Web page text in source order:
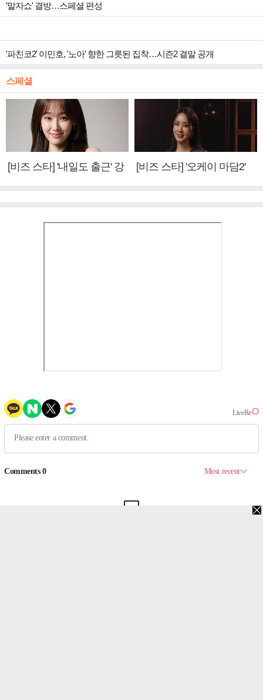
'말자쇼' 결방…스페셜 편성
'파친코2' 이민호, '노아' 향한 그릇된 집착…시즌2 결말 공개
스페셜
[비즈 스타] '내일도 출근' 강
[비즈 스타] '오케이 마담2'